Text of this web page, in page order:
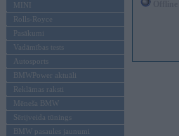
MINI
Rolls-Royce
Pasākumi
Vadāmības tests
Autosports
BMWPower aktuāli
Reklāmas raksti
Mēneša BMW
Sērijveida tūnings
BMW pasaules jaunumi